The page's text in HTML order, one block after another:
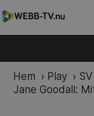
Hem › Play ›
Jane Goodall: